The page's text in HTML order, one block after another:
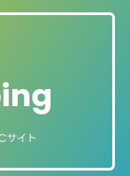
イト